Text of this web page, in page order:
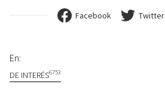
Facebook Twitter
En:
DE INTERÉS6753